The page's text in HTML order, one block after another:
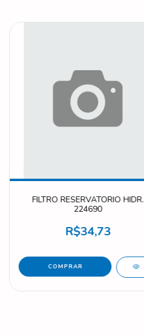
FILTRO RESERVATORIO HIDR.
224690
R$34,73